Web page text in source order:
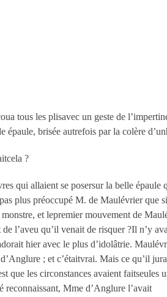
tous les plisavec un geste de
épaule, brisée autrefois par la colère
?
qui allaient se posersur la belle épaule
plus préoccupé M. de Maulévrier que
et lepremier mouvement de
l’aveu qu’il venait de risquer ?Il n’y
hier avec le plus d’idolâtrie.
; et c’étaitvrai. Mais ce qu’il
que les circonstances avaient faitseules
reconnaissant, Mme d’Anglure l’avait